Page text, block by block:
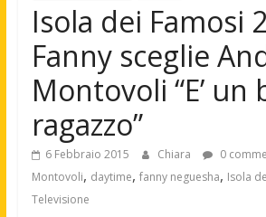
Isola dei Famosi
Fanny sceglie
Montovoli “E’ un
ragazzo”
6 Febbraio 2015 Chiara 0
Montovoli, daytime, fanny neguesha, Isola
Televisione